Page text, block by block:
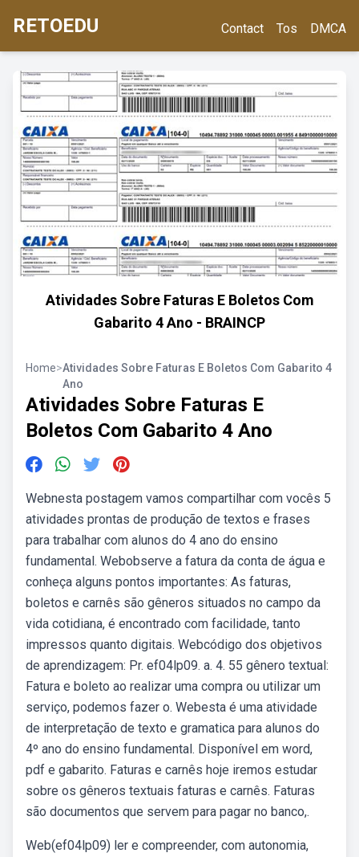
RETOEDU Contact Tos DMCA
Atividades Sobre Faturas E Boletos Com
Gabarito 4 Ano - BRAINCP
Home>Atividades Sobre Faturas E Boletos Com Gabarito 4
Ano
Atividades Sobre Faturas E
Boletos Com Gabarito 4 Ano
Webnesta postagem vamos compartilhar com vocês 5
atividades prontas de produção de textos e frases
para trabalhar com alunos do 4 ano do ensino
fundamental. Webobserve a fatura da conta de água e
conheça alguns pontos importantes: As faturas,
boletos e carnês são gêneros situados no campo da
vida cotidiana, é encontrado com facilidade, tanto
impressos quanto digitais. Webcódigo dos objetivos
de aprendizagem: Pr. ef04lp09. a. 4. 55 gênero textual:
Fatura e boleto ao realizar uma compra ou utilizar um
serviço, podemos fazer o. Webesta é uma atividade
de interpretação de texto e gramatica para alunos do
4º ano do ensino fundamental. Disponível em word,
pdf e gabarito. Faturas e carnês hoje iremos estudar
sobre os gêneros textuais faturas e carnês. Faturas
são documentos que servem para pagar no banco,.
Web(ef04lp09) ler e compreender, com autonomia,